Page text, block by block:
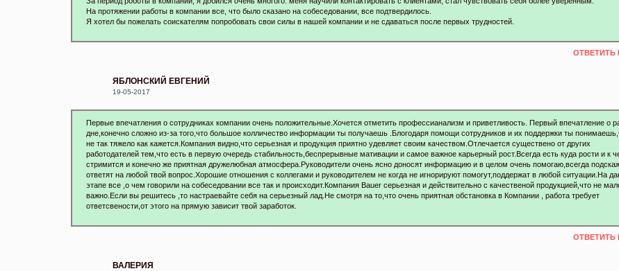
На протяжении работы в компании все, что было сказано на собеседовании, все подтвердилось.
Я хотел бы пожелать соискателям попробовать свои силы в нашей компании и не сдаваться после первых трудностей.
ОТВЕТИТЬ
ЯБЛОНСКИЙ ЕВГЕНИЙ
19-05-2017
Первые впечатления о сотрудниках компании очень положительные.Хочется отметить профессианализм и приветливость. Первый впечатление о
дне,конечно сложно из-за того,что большое колличество информации ты получаешь .Блогодаря помощи сотрудников и их поддержки ты
не так тяжело как кажется.Компания видно,что серьезная и продукция приятно удевляет своим качеством.Отлечается существено от других
работодателей тем,что есть в первую очередь стабильность,беспрерывные мативации и самое важное карьерный рост.Всегда есть куда рости и к
стримится и конечно же приятная дружелюбная атмосфера.Руководители очень ясно доносят информацию и в целом очень помогаю,всегда
ответят на любой твой вопрос.Хорошие отношения с коллегами и руководителем не когда не игнорируют помогут,поддержат в любой ситуации.На
этапе все ,о чем говорили на собеседовании все так и происходит.Компания Bauer серьезная и действительно с качественой продукцией,что не
важно.Если вы решитесь ,то настраевайте себя на серьезный лад.Не смотря на то,что очень приятная обстановка в Компании , работа требует
ответсвености,от этого на прямую зависит твой заработок.
ОТВЕТИТЬ
ВАЛЕРИЯ